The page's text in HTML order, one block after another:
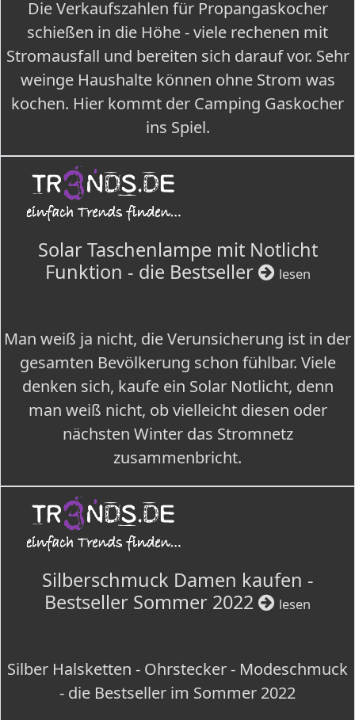
Die Verkaufszahlen für Propangaskocher
schießen in die Höhe - viele rechenen mit
Stromausfall und bereiten sich darauf vor. Sehr
weinge Haushalte können ohne Strom was
kochen. Hier kommt der Camping Gaskocher
ins Spiel.
Solar Taschenlampe mit Notlicht
Funktion - die Bestseller
lesen
Man weiß ja nicht, die Verunsicherung ist in der
gesamten Bevölkerung schon fühlbar. Viele
denken sich, kaufe ein Solar Notlicht, denn
man weiß nicht, ob vielleicht diesen oder
nächsten Winter das Stromnetz
zusammenbricht.
Silberschmuck Damen kaufen -
Bestseller Sommer 2022
lesen
Silber Halsketten - Ohrstecker - Modeschmuck
- die Bestseller im Sommer 2022